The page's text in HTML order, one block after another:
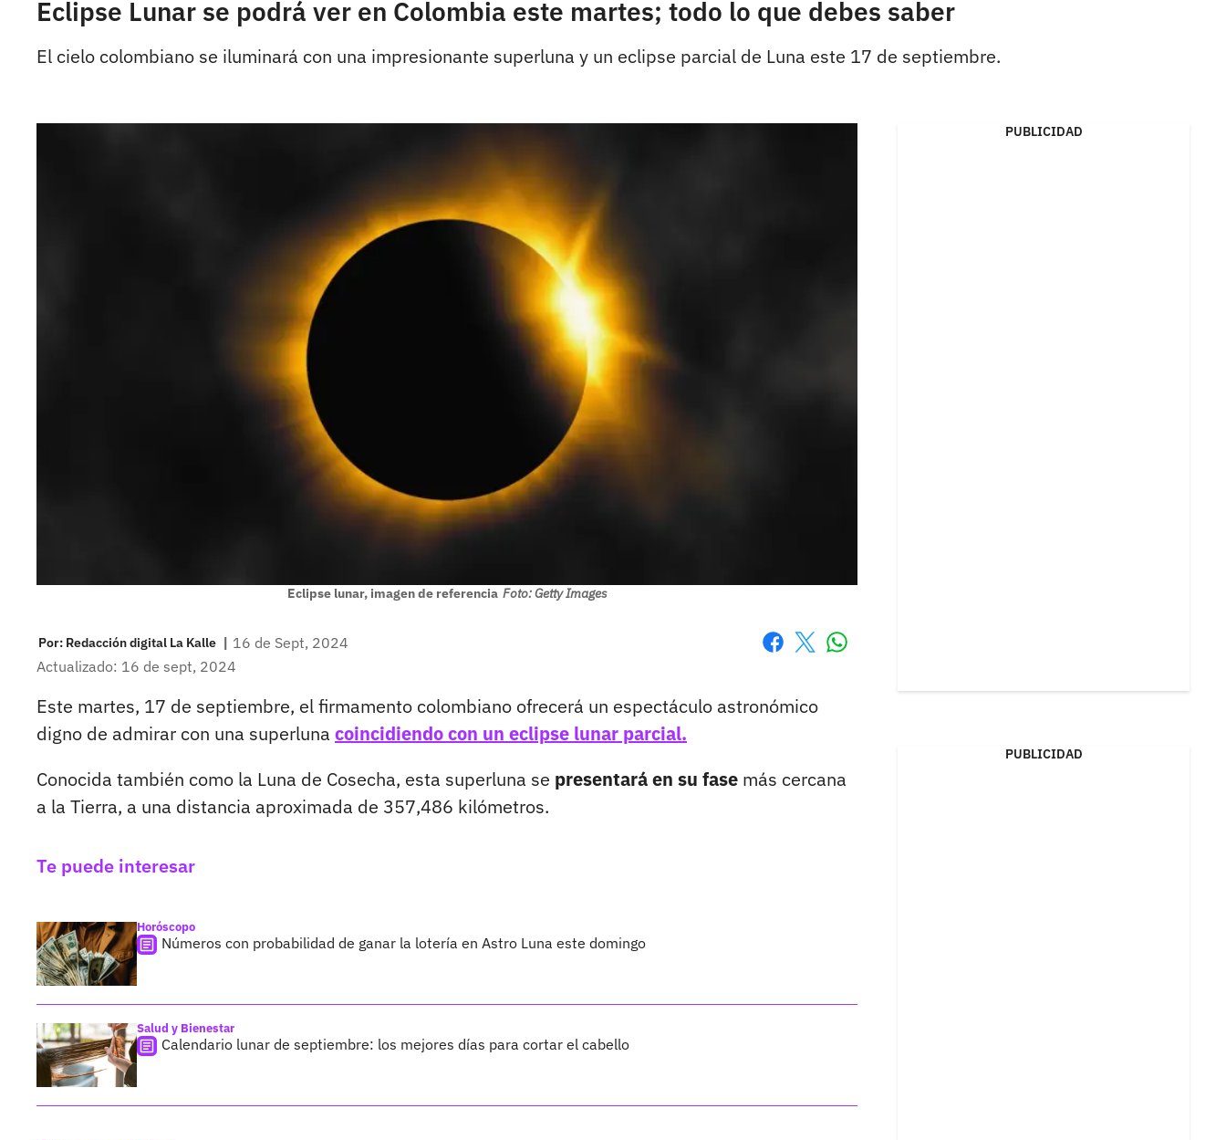
Eclipse Lunar se podrá ver en Colombia este martes; todo lo que debes saber
El cielo colombiano se iluminará con una impresionante superluna y un eclipse parcial de Luna este 17 de septiembre.
Eclipse lunar, imagen de referencia Foto: Getty Images
Por: Redacción digital La Kalle | 16 de Sept, 2024
Actualizado: 16 de sept, 2024
Este martes, 17 de septiembre, el firmamento colombiano ofrecerá un espectáculo astronómico
digno de admirar con una superluna coincidiendo con un eclipse lunar parcial.
Conocida también como la Luna de Cosecha, esta superluna se presentará en su fase más cercana
a la Tierra, a una distancia aproximada de 357,486 kilómetros.
Te puede interesar
Horóscopo
Números con probabilidad de ganar la lotería en Astro Luna este domingo
Salud y Bienestar
Calendario lunar de septiembre: los mejores días para cortar el cabello
PUBLICIDAD
PUBLICIDAD